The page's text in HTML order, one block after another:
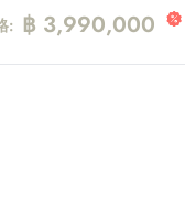
: ฿ 3,990,000